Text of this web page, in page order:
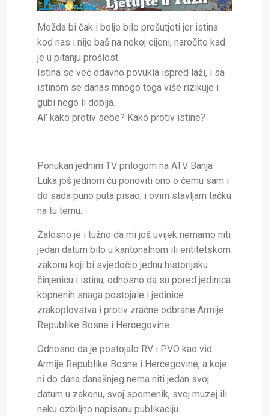
Možda bi čak i bolje bilo prešutjeti jer istina
kod nas i nije baš na nekoj cijeni, naročito kad
je u pitanju prošlost.
Istina se već odavno povukla ispred laži, i sa
istinom se danas mnogo toga više rizikuje i
gubi nego li dobija.
Al’ kako protiv sebe? Kako protiv istine?
Ponukan jednim TV prilogom na ATV Banja
Luka još jednom ću ponoviti ono o čemu sam i
do sada puno puta pisao, i ovim stavljam tačku
na tu temu.
Žalosno je i tužno da mi još uvijek nemamo niti
jedan datum bilo u kantonalnom ili entitetskom
zakonu koji bi svjedočio jednu historijsku
činjenicu i istinu, odnosno da su pored jedinica
kopnenih snaga postojale i jedinice
zrakoplovstva i protiv zračne odbrane Armije
Republike Bosne i Hercegovine.
Odnosno da je postojalo RV i PVO kao vid
Armije Republike Bosne i Hercegovine, a koje
ni do dana današnjeg nema niti jedan svoj
datum u zakonu, svoj spomenik, svoj muzej ili
neku ozbiljno napisanu publikaciju.